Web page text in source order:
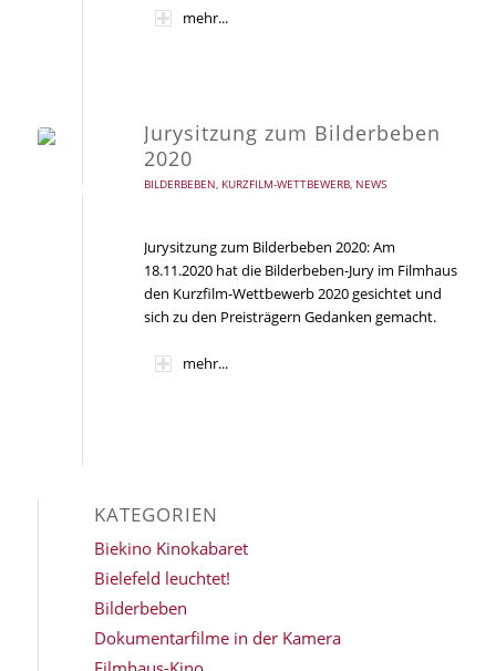
mehr...
Jurysitzung zum Bilderbeben
2020
BILDERBEBEN, KURZFILM-WETTBEWERB, NEWS
Jurysitzung zum Bilderbeben 2020: Am
18.11.2020 hat die Bilderbeben-Jury im Filmhaus
den Kurzfilm-Wettbewerb 2020 gesichtet und
sich zu den Preisträgern Gedanken gemacht.
mehr...
KATEGORIEN
Biekino Kinokabaret
Bielefeld leuchtet!
Bilderbeben
Dokumentarfilme in der Kamera